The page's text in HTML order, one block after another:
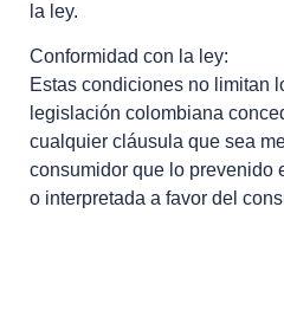
la ley.
Conformidad con la ley:
Estas condiciones no limitan
legislación colombiana
cualquier cláusula que sea
consumidor que lo prevenido
o interpretada a favor del